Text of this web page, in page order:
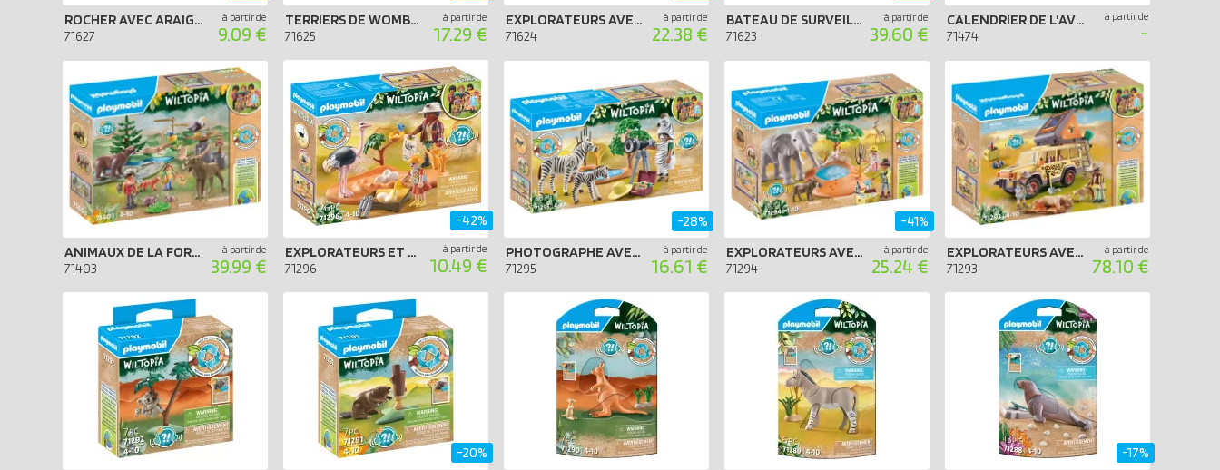
ROCHER AVEC ARAIGNÉE GÉANTE
71627
à partir de
9.09 €
TERRIERS DE WOMBATS
71625
à partir de
17.29 €
EXPLORATEURS AVEC ANIMAUX AUSTRALIENS
71624
à partir de
22.38 €
BATEAU DE SURVEILLANCE DES RÉCIFS CORALLIENS
71623
à partir de
39.60 €
CALENDRIER DE L'AVENT PLAYMOBIL 2024 - TOUR DU MONDE DES ANIMAUX DIY
71474
à partir de
-
ANIMAUX DE LA FORÊT D'AMÉRIQUE
71403
à partir de
39.99 €
EXPLORATEURS ET NID D'AUTRUCHE
71296
à partir de
10.49 €
-42%
PHOTOGRAPHE AVEC DÉGUISEMENT ET ZÈBRES
71295
à partir de
16.61 €
-28%
EXPLORATEURS AVEC ANIMAUX DE LA SAVANE
71294
à partir de
25.24 €
-41%
EXPLORATEURS AVEC VÉHICULE TOUT TERRAIN
71293
à partir de
78.10 €
-20%
-17%